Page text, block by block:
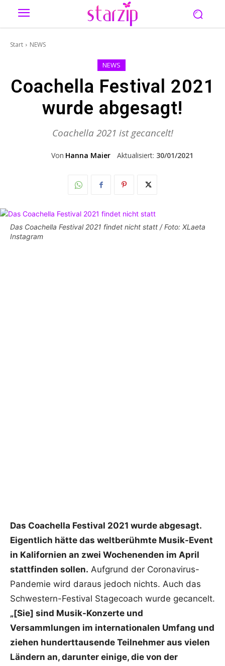
Start NEWS
NEWS
Coachella Festival 2021
wurde abgesagt!
Coachella 2021 ist gecancelt!
Von Hanna Maier Aktualisiert: 30/01/2021
Das Coachella Festival 2021 findet nicht statt / Foto: XLaeta
Instagram
Das Coachella Festival 2021 wurde abgesagt.
Eigentlich hätte das weltberühmte Musik-Event
in Kalifornien an zwei Wochenenden im April
stattfinden sollen. Aufgrund der Coronavirus-
Pandemie wird daraus jedoch nichts. Auch das
Schwestern-Festival Stagecoach wurde gecancelt.
„[Sie] sind Musik-Konzerte und
Versammlungen im internationalen Umfang und
ziehen hunderttausende Teilnehmer aus vielen
Ländern an, darunter einige, die von der